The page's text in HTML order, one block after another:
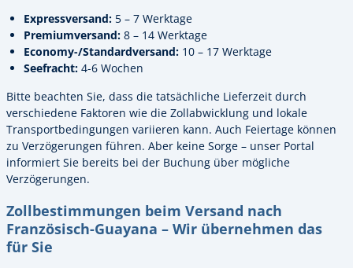
Expressversand: 5 – 7 Werktage
Premiumversand: 8 – 14 Werktage
Economy-/Standardversand: 10 – 17 Werktage
Seefracht: 4-6 Wochen
Bitte beachten Sie, dass die tatsächliche Lieferzeit durch
verschiedene Faktoren wie die Zollabwicklung und lokale
Transportbedingungen variieren kann. Auch Feiertage können
zu Verzögerungen führen. Aber keine Sorge – unser Portal
informiert Sie bereits bei der Buchung über mögliche
Verzögerungen.
Zollbestimmungen beim Versand nach
Französisch-Guayana – Wir übernehmen das
für Sie